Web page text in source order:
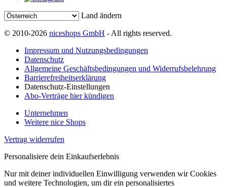
Land ändern
© 2010-2026 niceshops GmbH - All rights reserved.
Impressum und Nutzungsbedingungen
Datenschutz
Allgemeine Geschäftsbedingungen und Widerrufsbelehrung
Barrierefreiheitserklärung
Datenschutz-Einstellungen
Abo-Verträge hier kündigen
Unternehmen
Weitere nice Shops
Vertrag widerrufen
Personalisiere dein Einkaufserlebnis
Nur mit deiner individuellen Einwilligung verwenden wir Cookies
und weitere Technologien, um dir ein personalisiertes